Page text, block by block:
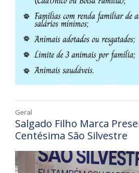
Geral
Salgado Filho Marca
Centésima São Silvestre